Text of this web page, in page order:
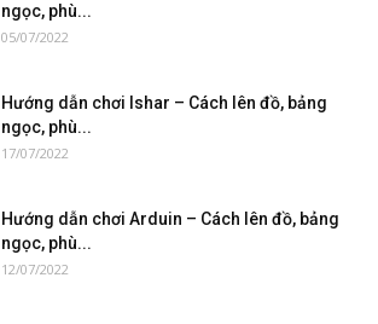
ngọc, phù...
05/07/2022
Hướng dẫn chơi Ishar – Cách lên đồ, bảng
ngọc, phù...
17/07/2022
Hướng dẫn chơi Arduin – Cách lên đồ, bảng
ngọc, phù...
12/07/2022